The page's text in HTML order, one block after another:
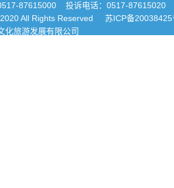
87615000投诉电话：0517-87615020
All Rights Reserved
苏ICP备20038425
化旅游发展有限公司